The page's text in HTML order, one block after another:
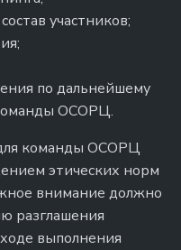
участников;
по дальнейшему
ОСОРЦ.
команды ОСОРЦ
этических норм
внимание должно
разглашения
выполнения